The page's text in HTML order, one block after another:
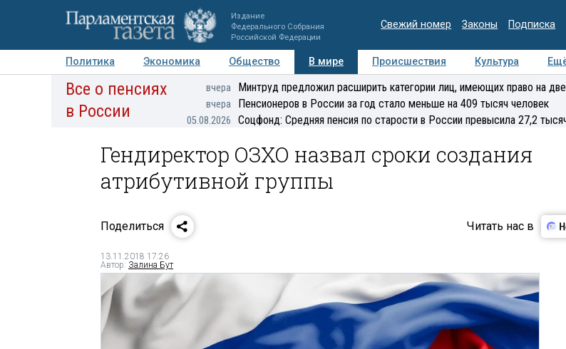
Издание
Федерального Собрания
Российской Федерации
Свежий номер Законы Подписка
Политика Экономика Общество В мире Происшествия Культура
Авторы Персоны Мнения Регионы Медиацентр Интервью Колумнисты
Все о пенсиях
в России
вчера Минтруд предложил расширить категории лиц, имеющих право на
вчера Пенсионеров в России за год стало меньше на 409 тысяч человек
05.08.2026 Соцфонд: Средняя пенсия по старости в России превысила 27,2
Гендиректор ОЗХО назвал сроки создания
атрибутивной группы
Поделиться Читать нас в
13.11.2018 17:26
Автор: Залина Бут